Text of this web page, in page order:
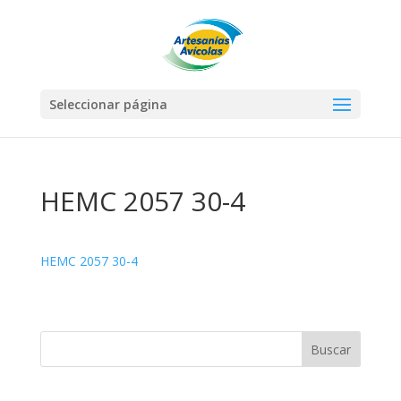
Seleccionar página
HEMC 2057 30-4
HEMC 2057 30-4